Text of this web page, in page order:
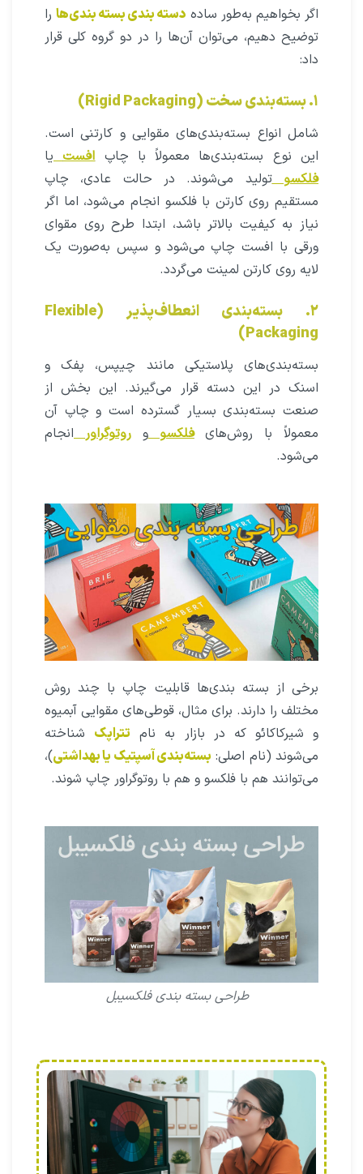
اگر بخواهیم به‌طور ساده دسته‌ بندی بسته‌ بندی‌ها را
توضیح دهیم، می‌توان آن‌ها را در دو گروه کلی قرار
داد:
۱. بسته‌بندی سخت (Rigid Packaging)
شامل انواع بسته‌بندی‌های مقوایی و کارتنی است.
این نوع بسته‌بندی‌ها معمولاً با چاپافست یا
فلکسو
تولید می‌شوند. در حالت عادی، چاپ
مستقیم روی کارتن با فلکسو انجام می‌شود، اما اگر
نیاز به کیفیت بالاتر باشد، ابتدا طرح روی مقوای
ورقی با افست چاپ می‌شود و سپس به‌صورت یک
لایه روی کارتن لمینت می‌گردد.
۲. بسته‌بندی انعطاف‌پذیر (Flexible
Packaging)
بسته‌بندی‌های پلاستیکی مانند چیپس، پفک و
اسنک در این دسته قرار می‌گیرند. این بخش از
صنعت بسته‌بندی بسیار گسترده است و چاپ آن
معمولاً با روش‌هایفلکسو وروتوگراور
انجام
می‌شود.
برخی از بسته‌ بندی‌ها قابلیت چاپ با چند روش
مختلف را دارند. برای مثال، قوطی‌های مقوایی آبمیوه
و شیرکاکائو که در بازار به نام تتراپک شناخته
می‌شوند (نام اصلی: بسته‌بندی آسپتیک یا بهداشتی)،
می‌توانند هم با فلکسو و هم با روتوگراور چاپ شوند.
طراحی بسته بندی فلکسیبل